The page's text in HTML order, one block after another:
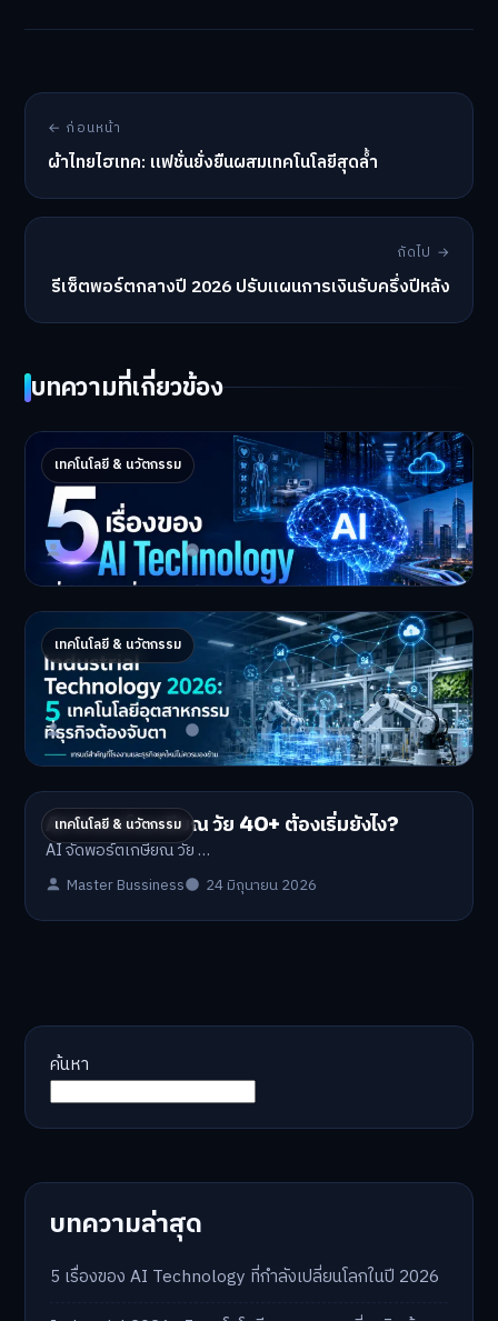
← ก่อนหน้า
ผ้าไทยไฮเทค: แฟชั่นยั่งยืนผสมเทคโนโลยีสุดล้ำ
ถัดไป →
รีเซ็ตพอร์ตกลางปี 2026 ปรับแผนการเงินรับครึ่งปีหลัง
บทความที่เกี่ยวข้อง
เทคโนโลยี & นวัตกรรม
5 เรื่องของ AI Technology ที่กำลังเปลี่ยนโลก
ในปี 2026
5 AI Technology ที่กำล…
Master Bussiness 2 กรกฎาคม 2026
เทคโนโลยี & นวัตกรรม
Industrial 2026 : 5 เทคโนโลยีอุตสาหกรรมที่
ธุรกิจต้องจับตา
Industrial Technology …
Master Bussiness 1 กรกฎาคม 2026
เทคโนโลยี & นวัตกรรม
AI จัดพอร์ตเกษียณ วัย 40+ ต้องเริ่มยังไง?
AI จัดพอร์ตเกษียณ วัย …
Master Bussiness 24 มิถุนายน 2026
ค้นหา
บทความล่าสุด
5 เรื่องของ AI Technology ที่กำลังเปลี่ยนโลกในปี 2026